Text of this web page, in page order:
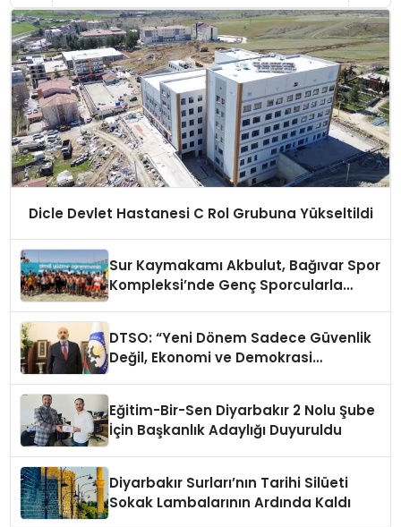
Dicle Devlet Hastanesi C Rol Grubuna Yükseltildi
Sur Kaymakamı Akbulut, Bağıvar Spor
Kompleksi’nde Genç Sporcularla
DTSO: “Yeni Dönem Sadece Güvenlik
Değil, Ekonomi ve Demokrasi
Eğitim-Bir-Sen Diyarbakır 2 Nolu Şube
İçin Başkanlık Adaylığı Duyuruldu
Diyarbakır Surları’nın Tarihi Silüeti
Sokak Lambalarının Ardında Kaldı